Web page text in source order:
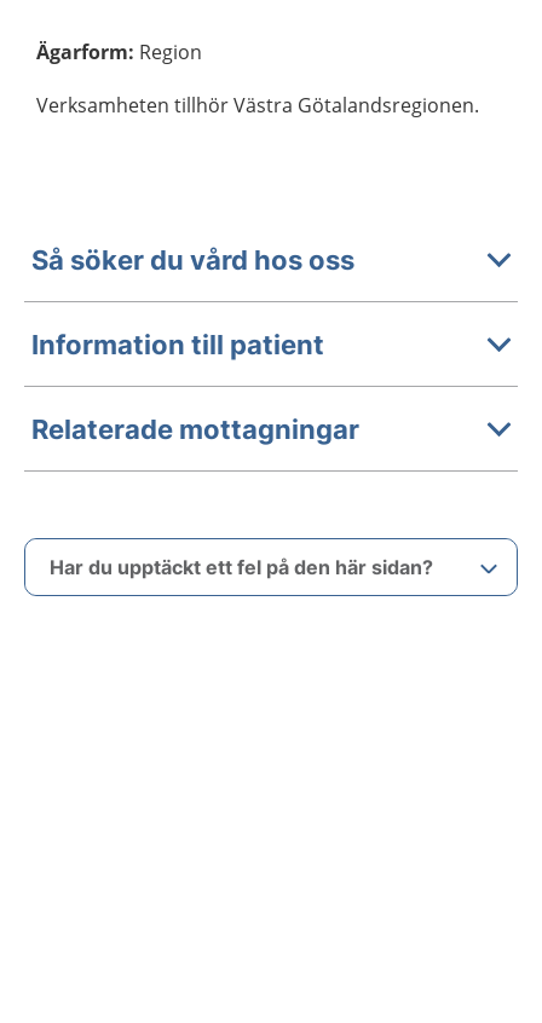
Ägarform: Region
Verksamheten tillhör Västra Götalandsregionen.
Så söker du vård hos oss
Information till patient
Relaterade mottagningar
Har du upptäckt ett fel på den här sidan?